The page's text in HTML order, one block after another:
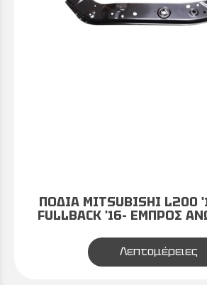
ΠΟΔΙΑ MITSUBISHI L200
FULLBACK '16- ΕΜΠΡΟΣ
Λεπτομέρειες